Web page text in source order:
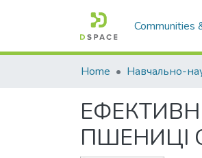
Communities
Home
ПШЕНИЦІ